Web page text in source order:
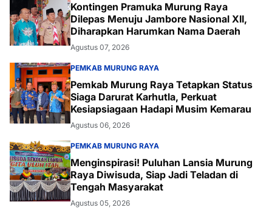
Kontingen Pramuka Murung Raya
Dilepas Menuju Jambore Nasional XII,
Diharapkan Harumkan Nama Daerah
Agustus 07, 2026
PEMKAB MURUNG RAYA
Pemkab Murung Raya Tetapkan Status
Siaga Darurat Karhutla, Perkuat
Kesiapsiagaan Hadapi Musim Kemarau
Agustus 06, 2026
PEMKAB MURUNG RAYA
Menginspirasi! Puluhan Lansia Murung
Raya Diwisuda, Siap Jadi Teladan di
Tengah Masyarakat
Agustus 05, 2026